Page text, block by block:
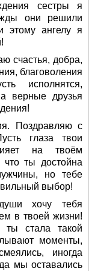
сестры я
они решили
этому ангелу я
счастья, добра,
благоволения
исполнятся,
верные друзья
Поздравляю с
глаза твои
на твоём
ты достойна
но тебе
выбор!
хочу тебя
в твоей жизни!
стала такой
моменты,
иногда
мы оставались